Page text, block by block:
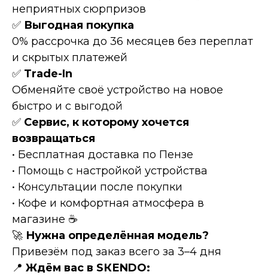
неприятных сюрпризов
✅ Выгодная покупка
0% рассрочка до 36 месяцев без переплат
и скрытых платежей
✅ Тrаdе-In
Обменяйте своё устройство на новое
быстро и с выгодой
✅ Сервис, к которому хочется
возвращаться
• Бесплатная доставка по Пензе
• Помощь с настройкой устройства
• Консультации после покупки
• Кофе и комфортная атмосфера в
магазине ☕
🚀 Нужна определённая модель?
Привезём под заказ всего за 3–4 дня
📍 Ждём вас в SКЕNDО: